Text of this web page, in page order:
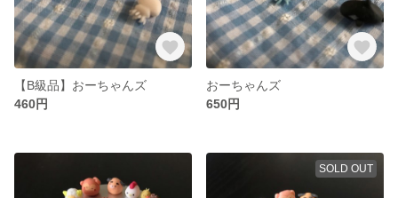
【B級品】おーちゃんズ
460円
おーちゃんズ
650円
SOLD OUT